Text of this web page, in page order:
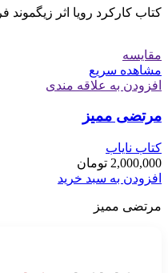
کتاب کارکرد رویا اثر زیگموند
مقایسه
مشاهده سریع
افزودن به علاقه مندی
مرتضی ممیز
کتاب نایاب
2,000,000 تومان
افزودن به سبد خرید
مرتضی ممیز